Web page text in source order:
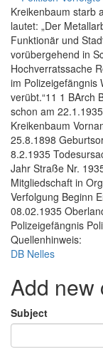
Kreikenbaum starb
lautet: „Der
Funktionär und
vorübergehend in
Hochverratssache
im Polizeigefängnis
verübt.“11 1 BArch
schon am
Kreikenbaum
25.8.1898
8.2.1935
Jahr Straße Nr.
Mitgliedschaft in
Verfolgung Beginn
08.02.1935
Polizeigefängnis
Quellenhinweis:
DB Nelles
Add new
Subject